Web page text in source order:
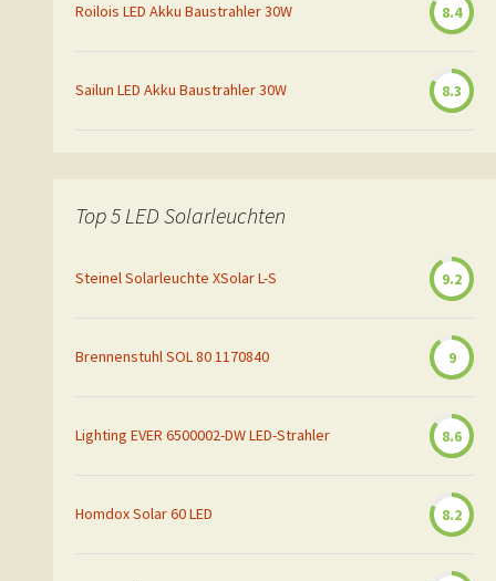
Roilois LED Akku Baustrahler 30W 8.4
Sailun LED Akku Baustrahler 30W 8.3
Top 5 LED Solarleuchten
Steinel Solarleuchte XSolar L-S 9.2
Brennenstuhl SOL 80 1170840 9
Lighting EVER 6500002-DW LED-Strahler 8.6
Homdox Solar 60 LED 8.2